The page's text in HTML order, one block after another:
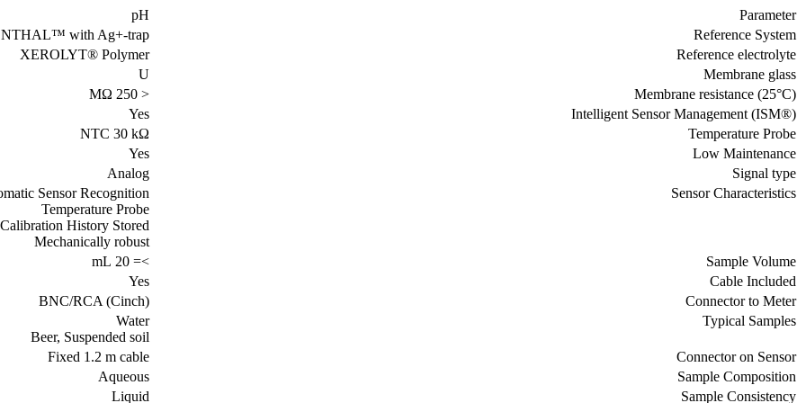
Parameter
pH
Reference System
with Ag+-trap
Reference electrolyte
XEROLYT® Polymer
Membrane glass
U
Membrane resistance (25°C)
< 250 MΩ
Intelligent Sensor Management (ISM®)
Yes
Temperature Probe
NTC 30 kΩ
Low Maintenance
Yes
Signal type
Analog
Sensor Characteristics
Sensor Recognition
Temperature Probe
Calibration History Stored
Mechanically robust
Sample Volume
>= 20 mL
Cable Included
Yes
Connector to Meter
BNC/RCA (Cinch)
Typical Samples
Water
Beer, Suspended soil
Connector on Sensor
Fixed 1.2 m cable
Sample Composition
Aqueous
Sample Consistency
Liquid